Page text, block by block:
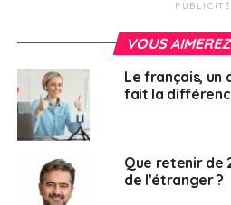
programme de la soirée
A SUIVRE
Canada : 433 000 postes à
NE RATEZ PAS
Cci Paris Ile-de-France :
plurisectorielle en Chine
PUBLICITÉ
VOUS
Le français, un
fait la
Que retenir de
de l’étranger ?